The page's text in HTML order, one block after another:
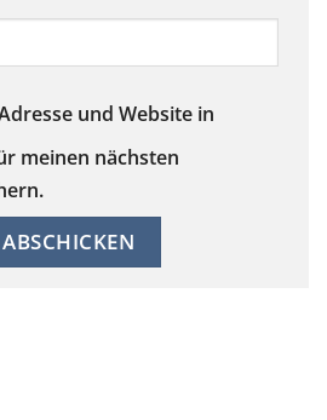
und Website in
meinen nächsten